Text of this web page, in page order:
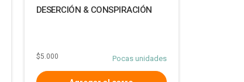
DESERCIÓN & CONSPIRACIÓN
Pocas unidades
$5.000